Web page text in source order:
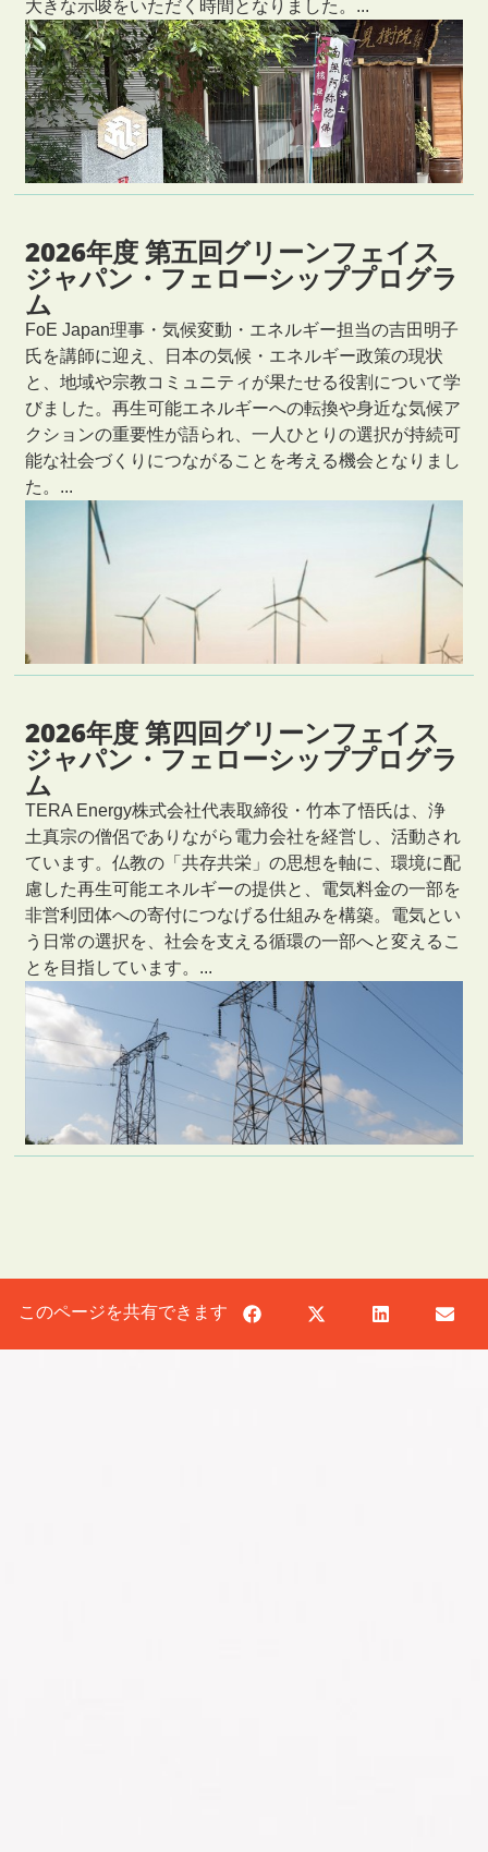
大きな示唆をいただく時間となりました。...
2026年度 第五回グリーンフェイス
ジャパン・フェローシッププログラ
ム
FoE Japan理事・気候変動・エネルギー担当の吉田明子
氏を講師に迎え、日本の気候・エネルギー政策の現状
と、地域や宗教コミュニティが果たせる役割について学
びました。再生可能エネルギーへの転換や身近な気候ア
クションの重要性が語られ、一人ひとりの選択が持続可
能な社会づくりにつながることを考える機会となりまし
た。...
2026年度 第四回グリーンフェイス
ジャパン・フェローシッププログラ
ム
TERA Energy株式会社代表取締役・竹本了悟氏は、浄
土真宗の僧侶でありながら電力会社を経営し、活動され
ています。仏教の「共存共栄」の思想を軸に、環境に配
慮した再生可能エネルギーの提供と、電気料金の一部を
非営利団体への寄付につなげる仕組みを構築。電気とい
う日常の選択を、社会を支える循環の一部へと変えるこ
とを目指しています。...
このページを共有できます